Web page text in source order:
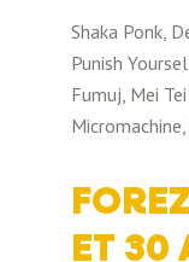
Shaka Ponk,
Punish
Fumuj, Mei
ET 30